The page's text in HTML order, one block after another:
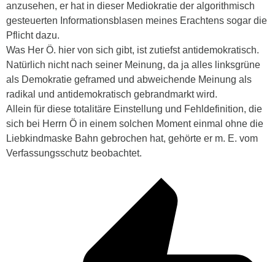
anzusehen, er hat in dieser Mediokratie der algorithmisch
gesteuerten Informationsblasen meines Erachtens sogar die
Pflicht dazu.
Was Her Ö. hier von sich gibt, ist zutiefst antidemokratisch.
Natürlich nicht nach seiner Meinung, da ja alles linksgrüne
als Demokratie geframed und abweichende Meinung als
radikal und antidemokratisch gebrandmarkt wird.
Allein für diese totalitäre Einstellung und Fehldefinition, die
sich bei Herrn Ö in einem solchen Moment einmal ohne die
Liebkindmaske Bahn gebrochen hat, gehörte er m. E. vom
Verfassungsschutz beobachtet.